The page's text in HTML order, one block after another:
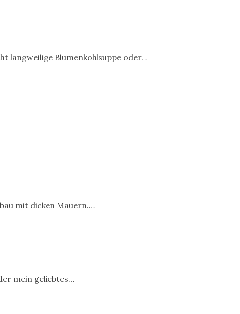
langweilige Blumenkohlsuppe oder…
mit dicken Mauern.…
mein geliebtes…